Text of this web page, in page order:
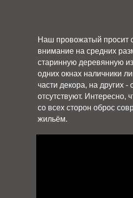
Наш провожатый просит
внимание на средних
старинную деревянную
одних окнах наличники
части декора, на других -
отсутствуют. Интересно,
со всех сторон оброс
жильём.